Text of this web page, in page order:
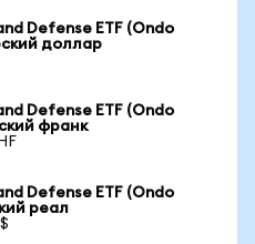
Defense ETF (Ondo
доллар
Defense ETF (Ondo
франк
Defense ETF (Ondo
реал